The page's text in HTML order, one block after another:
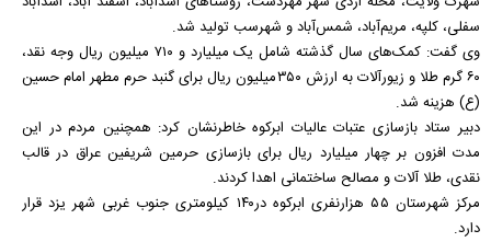
سفلی، کلپه، مریم‌آباد، شمس‌آباد و شهرسب تولید شد.
وی گفت: کمک‌های سال گذشته شامل یک میلیارد و ۷۱۰ میلیون ریال وجه نقد،
۶۰ گرم طلا و زیورآلات به ارزش ۳۵۰میلیون ریال برای گنبد حرم مطهر امام حسین
(ع) هزینه شد.
دبیر ستاد بازسازی عتبات عالیات ابرکوه خاطرنشان کرد: همچنین مردم در این
مدت افزون بر چهار میلیارد ریال برای بازسازی حرمین شریفین عراق در قالب
نقدی، طلا آلات و مصالح ساختمانی اهدا کردند.
مرکز شهرستان ۵۵ هزارنفری ابرکوه در۱۴۰ کیلومتری جنوب غربی شهر یزد قرار
دارد.